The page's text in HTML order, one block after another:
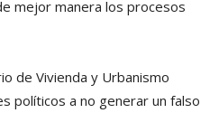
mejor manera los procesos
de Vivienda y Urbanismo
políticos a no generar un falso